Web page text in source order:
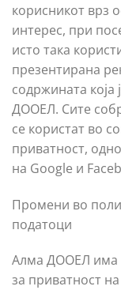
корисникот врз
интерес, при
исто така
презентирана
содржината која
ДООЕЛ. Сите
се користат во
приватност,
на Google и
Промени во
податоци
Алма ДООЕЛ има
за приватност